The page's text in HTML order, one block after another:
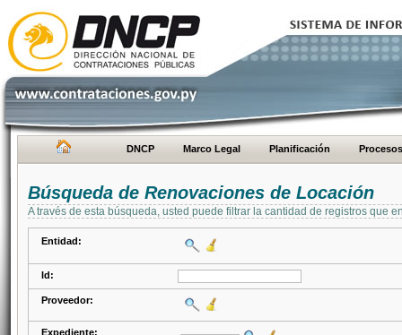
DNCP Marco Legal Planificación Procesos
Búsqueda de Renovaciones de Locación
A través de esta búsqueda, usted puede filtrar la cantidad de registros que
Entidad:
Id:
Proveedor:
Expediente: